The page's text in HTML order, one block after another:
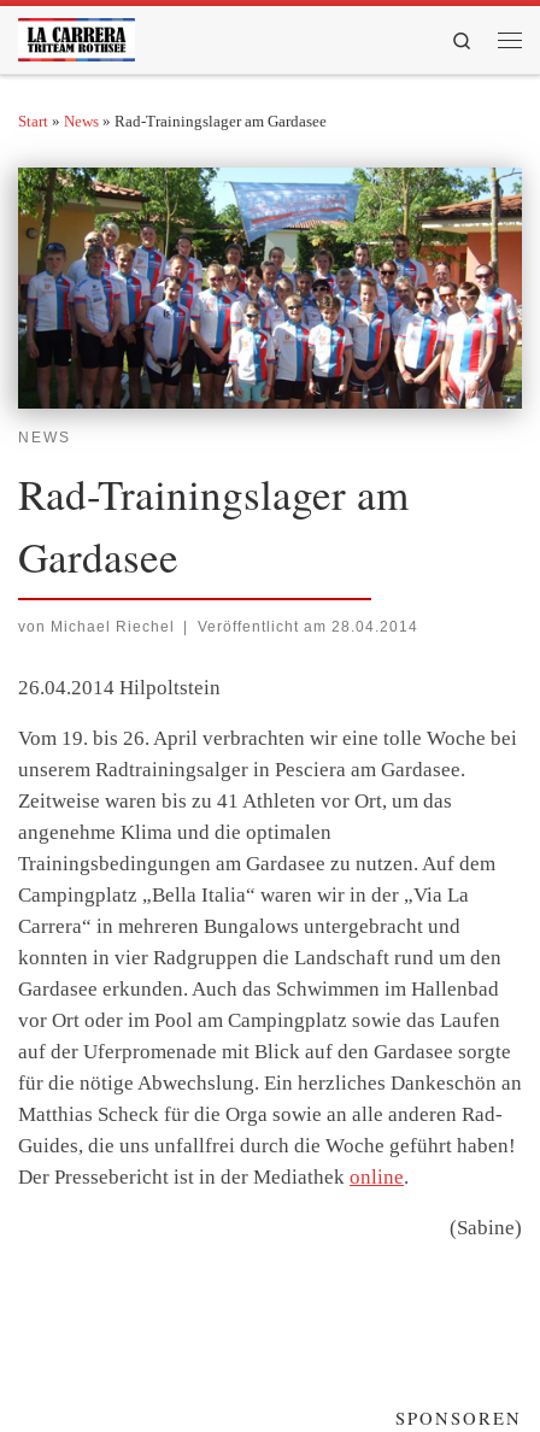
Zum Inhalt springen
Search
Start » News » Rad-Trainingslager am Gardasee
NEWS
Rad-Trainingslager am
Gardasee
von Michael Riechel Veröffentlicht am 28.04.2014
26.04.2014 Hilpoltstein
Vom 19. bis 26. April verbrachten wir eine tolle Woche bei
unserem Radtrainingsalger in Pesciera am Gardasee.
Zeitweise waren bis zu 41 Athleten vor Ort, um das
angenehme Klima und die optimalen
Trainingsbedingungen am Gardasee zu nutzen. Auf dem
Campingplatz „Bella Italia“ waren wir in der „Via La
Carrera“ in mehreren Bungalows untergebracht und
konnten in vier Radgruppen die Landschaft rund um den
Gardasee erkunden. Auch das Schwimmen im Hallenbad
vor Ort oder im Pool am Campingplatz sowie das Laufen
auf der Uferpromenade mit Blick auf den Gardasee sorgte
für die nötige Abwechslung. Ein herzliches Dankeschön an
Matthias Scheck für die Orga sowie an alle anderen Rad-
Guides, die uns unfallfrei durch die Woche geführt haben!
Der Pressebericht ist in der Mediathek online.
(Sabine)
SPONSOREN